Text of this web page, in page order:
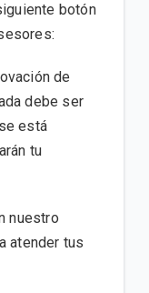
botón
de
debe ser
está
tu
nuestro
atender tus